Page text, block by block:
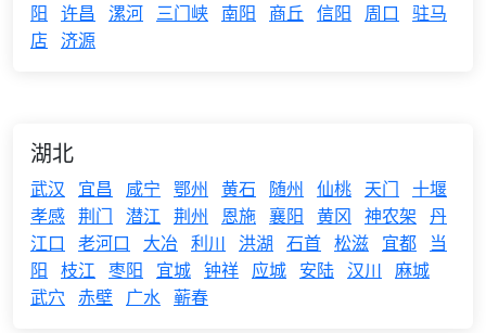
阳 许昌 漯河 三门峡 南阳 商丘 信阳 周口
驻马
店 济源
湖北
武汉 宜昌 咸宁 鄂州 黄石 随州 仙桃 天门 十堰
孝感 荆门 潜江 荆州 恩施 襄阳 黄冈 神农架 丹
江口
老河口 大冶 利川 洪湖 石首 松滋 宜都
当
阳 枝江 枣阳 宜城 钟祥 应城 安陆 汉川 麻城
武穴 赤壁 广水 蕲春